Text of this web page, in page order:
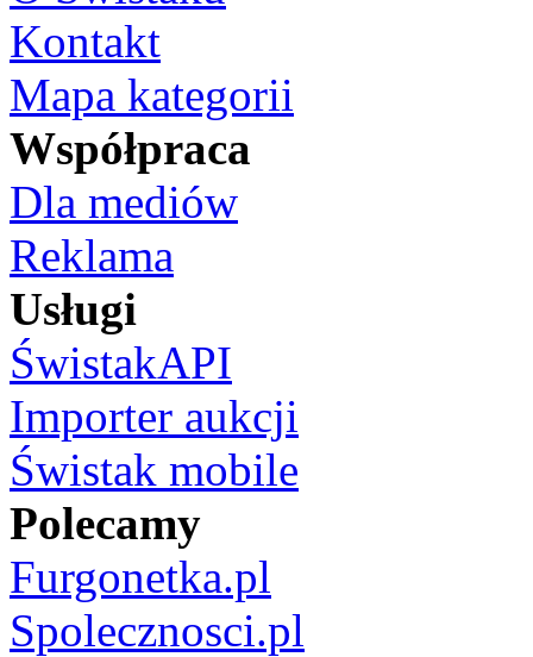
Kontakt
Mapa kategorii
Współpraca
Dla mediów
Reklama
Usługi
ŚwistakAPI
Importer aukcji
Świstak mobile
Polecamy
Furgonetka.pl
Spolecznosci.pl